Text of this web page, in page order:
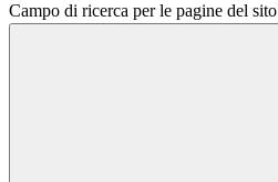
Campo di ricerca per le pagine del sito